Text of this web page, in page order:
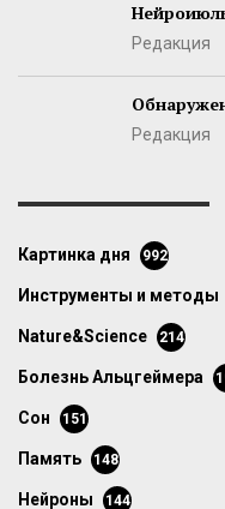
Редакция
Редакция
картинка дня 992
инструменты и методы
Nature&Science 214
болезнь Альцгеймера
сон 151
память 148
нейроны 144